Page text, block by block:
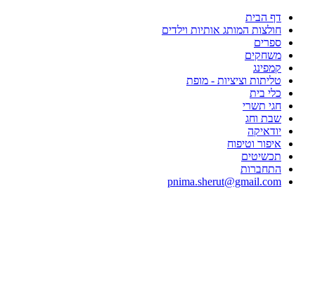
דף הבית
חולצות המותג אותיות וילדים
ספרים
משחקים
קמפינג
טליתות וציציות - מופת
כלי בית
חגי תשרי
שבת וחג
יודאיקה
איפור וטיפוח
תכשיטים
התחברות
pnima.sherut@gmail.com